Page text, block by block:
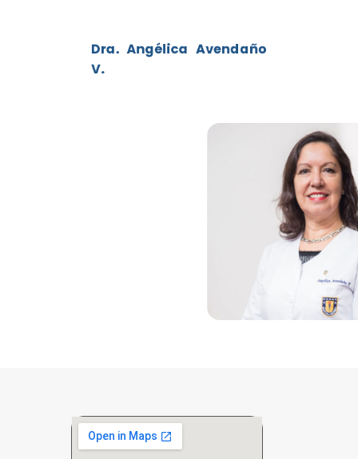
Dra. Angélica Avendaño
V.